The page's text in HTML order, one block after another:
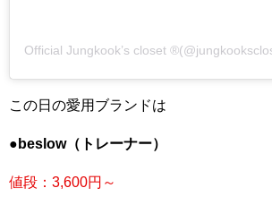
この日の愛用ブランドは
●beslow（トレーナー）
値段：3,600円～